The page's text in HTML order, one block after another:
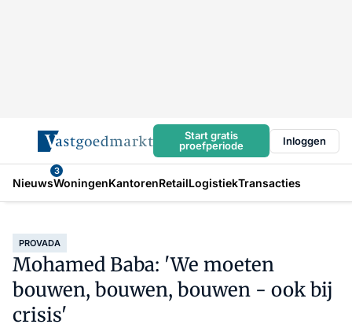
Start gratis
proefperiode
Inloggen
Nieuws
3
WoningenKantorenRetailLogistiekTransacties
PROVADA
Mohamed Baba: 'We moeten
bouwen, bouwen, bouwen - ook bij
crisis'